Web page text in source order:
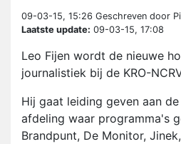
09-03-15, 15:26 Geschreven door
Laatste update: 09-03-15, 17:08
Leo Fijen wordt de nieuwe
journalistiek bij de KRO-
Hij gaat leiding geven aan
afdeling waar programma's
Brandpunt, De Monitor,